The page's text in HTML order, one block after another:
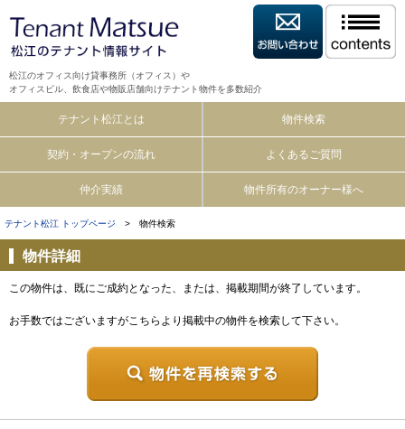
松江のオフィス向け貸事務所（オフィス）や
オフィスビル、飲食店や物販店舗向けテナント物件を多数紹介
テナント松江とは 物件検索
契約・オープンの流れ よくあるご質問
仲介実績 物件所有のオーナー様へ
テナント松江 トップページ > 物件検索
物件詳細
この物件は、既にご成約となった、または、掲載期間が終了しています。
お手数ではございますがこちらより掲載中の物件を検索して下さい。